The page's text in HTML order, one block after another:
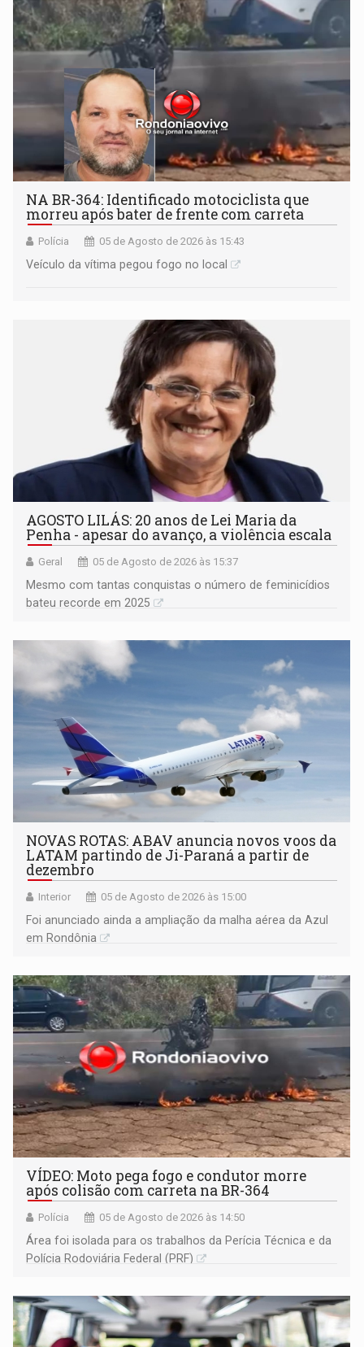
NA BR-364: Identificado motociclista que
morreu após bater de frente com carreta
Polícia 05 de Agosto de 2026 às 15:43
Veículo da vítima pegou fogo no local
AGOSTO LILÁS: 20 anos de Lei Maria da
Penha - apesar do avanço, a violência escala
Geral 05 de Agosto de 2026 às 15:37
Mesmo com tantas conquistas o número de feminicídios
bateu recorde em 2025
NOVAS ROTAS: ABAV anuncia novos voos da
LATAM partindo de Ji-Paraná a partir de
dezembro
Interior 05 de Agosto de 2026 às 15:00
Foi anunciado ainda a ampliação da malha aérea da Azul
em Rondônia
VÍDEO: Moto pega fogo e condutor morre
após colisão com carreta na BR-364
Polícia 05 de Agosto de 2026 às 14:50
Área foi isolada para os trabalhos da Perícia Técnica e da
Polícia Rodoviária Federal (PRF)